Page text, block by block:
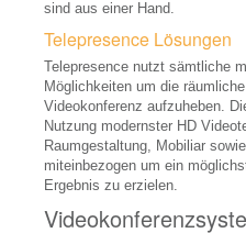
Digital
sind aus einer Hand.
Telepresence Lösungen
Telepresence nutzt sämtliche
Möglichkeiten um die
Videokonferenz aufzuheben.
Nutzung modernster HD
Raumgestaltung, Mobiliar
miteinbezogen um ein
Ergebnis zu erzielen.